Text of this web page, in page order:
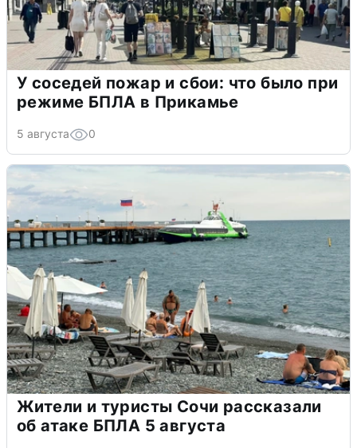
У соседей пожар и сбои: что было при
режиме БПЛА в Прикамье
5 августа 0
Жители и туристы Сочи рассказали
об атаке БПЛА 5 августа